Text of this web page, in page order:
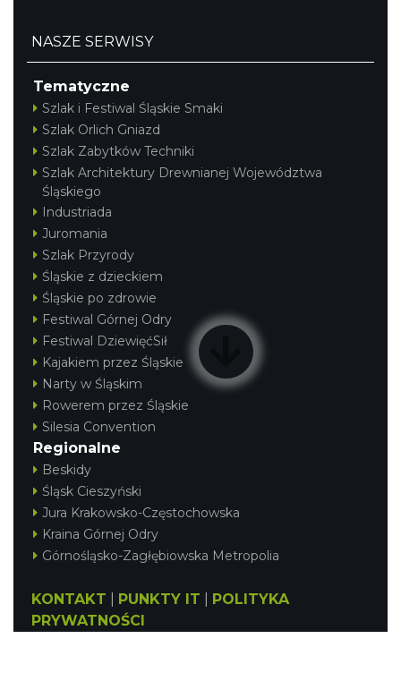
NASZE SERWISY
Tematyczne
Szlak i Festiwal Śląskie Smaki
Szlak Orlich Gniazd
Szlak Zabytków Techniki
Szlak Architektury Drewnianej Województwa
Śląskiego
Industriada
Juromania
Szlak Przyrody
Śląskie z dzieckiem
Śląskie po zdrowie
Festiwal Górnej Odry
Festiwal DziewięćSił
Kajakiem przez Śląskie
Narty w Śląskim
Rowerem przez Śląskie
Silesia Convention
Regionalne
Beskidy
Śląsk Cieszyński
Jura Krakowsko-Częstochowska
Kraina Górnej Odry
Górnośląsko-Zagłębiowska Metropolia
KONTAKT PUNKTY IT
POLITYKA
PRYWATNOŚCI